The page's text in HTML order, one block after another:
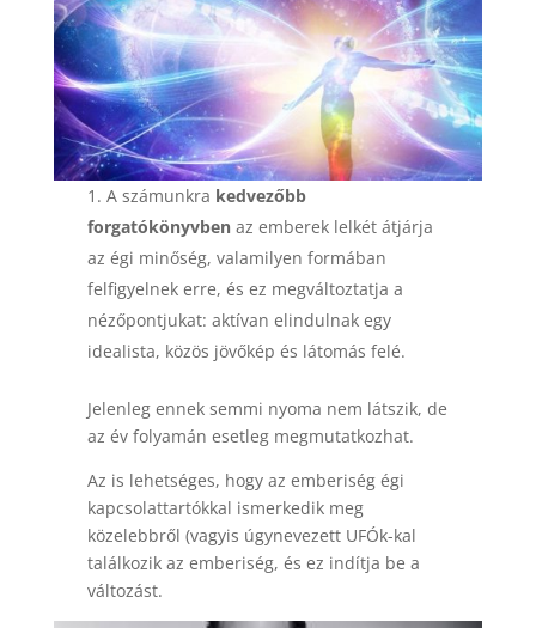
A számunkra kedvezőbb
forgatókönyvben az emberek lelkét átjárja
az égi minőség, valamilyen formában
felfigyelnek erre, és ez megváltoztatja a
nézőpontjukat: aktívan elindulnak egy
idealista, közös jövőkép és látomás felé.
Jelenleg ennek semmi nyoma nem látszik, de
az év folyamán esetleg megmutatkozhat.
Az is lehetséges, hogy az emberiség égi
kapcsolattartókkal ismerkedik meg
közelebbről (vagyis úgynevezett UFÓk-kal
találkozik az emberiség, és ez indítja be a
változást.